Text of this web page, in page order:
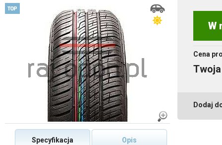
W
Cena
Dodaj
Specyfikacja Opis